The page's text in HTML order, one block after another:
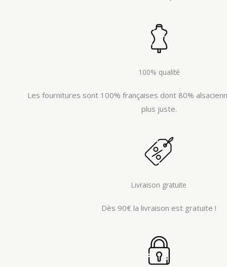
100% qualité
Les fournitures sont 100% françaises dont 80%
plus juste.
Livraison gratuite
Dès 90€ la livraison est gratuite !